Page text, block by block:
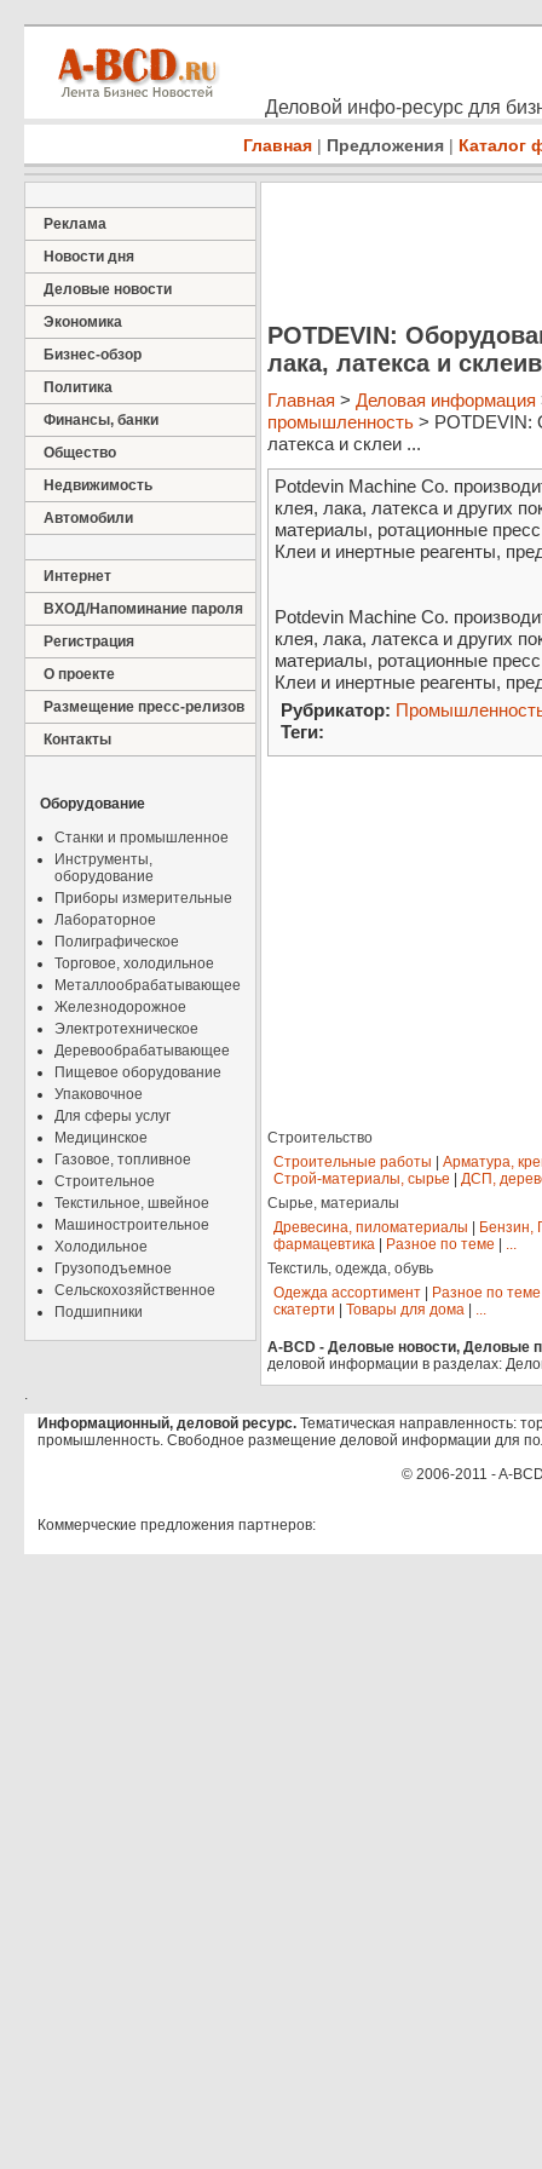
Деловой инфо-ресурс для
Главная | Предложения | Каталог
Реклама
Новости дня
Деловые новости
Экономика
Бизнес-обзор
Политика
Финансы, банки
Общество
Недвижимость
Автомобили
Интернет
ВХОД/Напоминание пароля
Регистрация
О проекте
Размещение пресс-релизов
Контакты
Оборудование
Станки и промышленное
Инструменты,
оборудование
Приборы измерительные
Лабораторное
Полиграфическое
Торговое, холодильное
Металлообрабатывающее
Железнодорожное
Электротехническое
Деревообрабатывающее
Пищевое оборудование
Упаковочное
Для сферы услуг
Медицинское
Газовое, топливное
Строительное
Текстильное, швейное
Машиностроительное
Холодильное
Грузоподъемное
Сельскохозяйственное
Подшипники
POTDEVIN:
лака, латекса и
Главная > Деловая информация
промышленность > POTDEVIN:
латекса и склеи ...
Potdevin Machine Co.
клея, лака, латекса и других
материалы, ротационные
Клеи и инертные реагенты,
Potdevin Machine Co.
клея, лака, латекса и других
материалы, ротационные
Клеи и инертные реагенты,
Рубрикатор:
Теги:
Строительство
Строительные работы
Арматура,
Строй-материалы, сырье
ДСП,
Сырье, материалы
Древесина, пиломатериалы
Бензин,
фармацевтика
Разное по теме
...
Текстиль, одежда, обувь
Одежда ассортимент
Разное по теме
скатерти
Товары для дома ...
A-BCD - Деловые новости, Деловые
деловой информации в разделах:
.
Информационный, деловой ресурс. Тематическая направленность:
промышленность. Свободное размещение деловой информации для
© 2006-2011 - A-
Коммерческие предложения партнеров: